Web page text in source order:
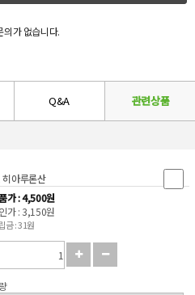
의가 없습니다.
Q&A 관련상품
히아루론산
가 : 4,500원
가 : 3,150원
금 : 31원